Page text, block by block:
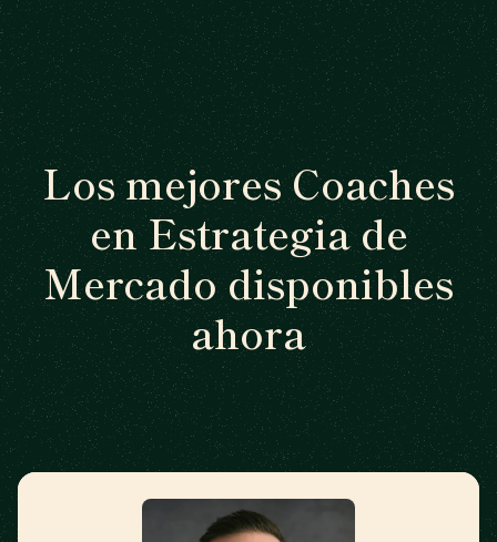
Los mejores Coaches
en Estrategia de
Mercado disponibles
ahora